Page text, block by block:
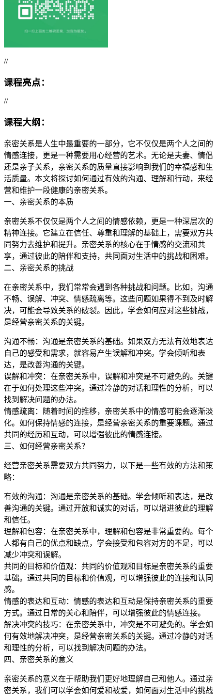
//
课程亮点：
//
课程大纲：
亲密关系是人生中最重要的一部分，它不仅仅是两个人之间的
情感连接，更是一种需要用心经营的艺术。无论是夫妻、情侣
还是亲子关系，亲密关系的质量直接影响到我们的幸福感和生
活质量。本文将探讨如何通过有效的沟通、理解和行动，来经
营和维护一段健康的亲密关系。
一、亲密关系的本质
亲密关系不仅仅是两个人之间的情感依赖，更是一种深层次的
精神连接。它建立在信任、尊重和理解的基础上，需要双方共
同努力去维护和提升。亲密关系的核心在于情感的交流和共
享，通过彼此的陪伴和支持，共同面对生活中的挑战和困难。
二、亲密关系的挑战
在亲密关系中，我们常常会遇到各种挑战和问题。比如，沟通
不畅、误解、冲突、情感疏离等。这些问题如果得不到及时解
决，可能会导致关系的破裂。因此，学会如何应对这些挑战，
是经营亲密关系的关键。
沟通不畅：沟通是亲密关系的基础。如果双方无法有效地表达
自己的感受和需求，就容易产生误解和冲突。学会倾听和表
达，是改善沟通的关键。
误解和冲突：在亲密关系中，误解和冲突是不可避免的。关键
在于如何处理这些冲突。通过冷静的对话和理性的分析，可以
找到解决问题的办法。
情感疏离：随着时间的推移，亲密关系中的情感可能会逐渐淡
化。如何保持情感的连接，是经营亲密关系的重要课题。通过
共同的经历和互动，可以增强彼此的情感连接。
三、如何经营亲密关系？
经营亲密关系需要双方共同努力，以下是一些有效的方法和策
略：
有效的沟通：沟通是亲密关系的基础。学会倾听和表达，是改
善沟通的关键。通过开放和诚实的对话，可以增进彼此的理解
和信任。
理解和包容：在亲密关系中，理解和包容是非常重要的。每个
人都有自己的优点和缺点，学会接受和包容对方的不足，可以
减少冲突和误解。
共同的目标和价值观：共同的价值观和目标是亲密关系的重要
基础。通过共同的目标和价值观，可以增强彼此的连接和认同
感。
情感的表达和互动：情感的表达和互动是保持亲密关系的重要
方式。通过日常的关心和陪伴，可以增强彼此的情感连接。
解决冲突的技巧：在亲密关系中，冲突是不可避免的。学会如
何有效地解决冲突，是经营亲密关系的关键。通过冷静的对话
和理性的分析，可以找到解决问题的办法。
四、亲密关系的意义
亲密关系的意义在于帮助我们更好地理解自己和他人。通过亲
密关系，我们可以学会如何爱和被爱，如何面对生活中的挑战